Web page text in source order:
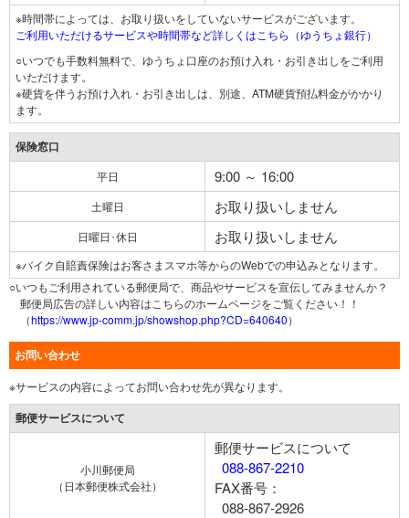
※時間帯によっては、お取り扱いをしていないサービスがございます。
ご利用いただけるサービスや時間帯など詳しくはこちら（ゆうちょ銀行）
○いつでも手数料無料で、ゆうちょ口座のお預け入れ・お引き出しをご利用
いただけます。
※硬貨を伴うお預け入れ・お引き出しは、別途、ATM硬貨預払料金がかかり
ます。
保険窓口
平日 9:00 ～ 16:00
土曜日 お取り扱いしません
日曜日･休日 お取り扱いしません
※バイク自賠責保険はお客さまスマホ等からのWebでの申込みとなります。
○いつもご利用されている郵便局で、商品やサービスを宣伝してみませんか？
郵便局広告の詳しい内容はこちらのホームページをご覧ください！！
（https://www.jp-comm.jp/showshop.php?CD=640640）
お問い合わせ
※サービスの内容によってお問い合わせ先が異なります。
郵便サービスについて
小川郵便局
（日本郵便株式会社）
郵便サービスについて
088-867-2210
FAX番号：
088-867-2926